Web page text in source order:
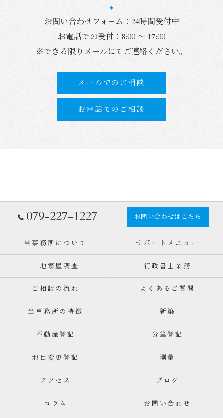
お問い合わせフォーム：24時間受付中
お電話での受付：8:00 ～ 17:00
※できる限りメールにてご連絡ください。
メールでのご相談
お電話でのご相談
079-227-1227 お問い合わせはこちら
当事務所について サポートメニュー
土地家屋調査 行政書士業務
ご相談の流れ よくあるご質問
当事務所の特徴 新築
不動産登記 分筆登記
地目変更登記 測量
アクセス ブログ
コラム お問い合わせ